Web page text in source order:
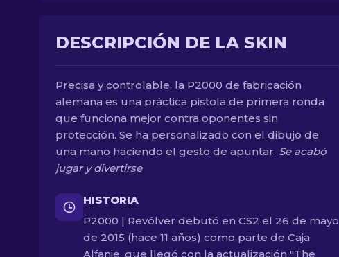
DESCRIPCIÓN DE LA SKIN
Precisa y controlable, la P2000 de fabricación
alemana es una práctica pistola de primera ronda
que funciona mejor contra oponentes sin
protección. Se ha personalizado con el dibujo de
una mano haciendo el gesto de apuntar. Se acabó
jugar y divertirse
HISTORIA
P2000 | Revólver debutó en CS2 el 26 de mayo
de 2015 (hace 11 años) como parte de Caja
Alfanje, que llegó con la actualización "The